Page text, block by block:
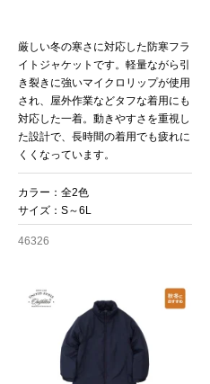
厳しい冬の寒さに対応した防寒フラ
イトジャケットです。軽量ながら引
き裂きに強いマイクロリップが使用
され、屋外作業などタフな着用にも
対応した一着。動きやすさを重視し
た設計で、長時間の着用でも疲れに
くくなっています。
カラー：全2色
サイズ：S～6L
46326